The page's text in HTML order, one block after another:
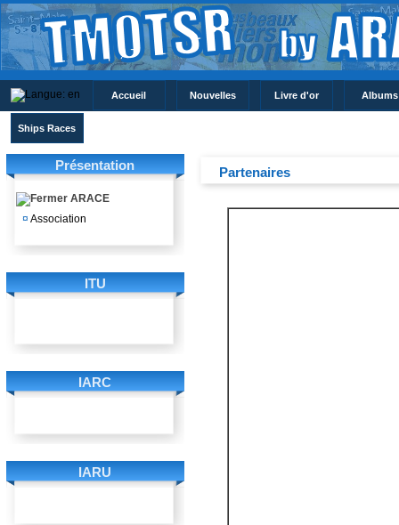
Accueil Nouvelles Livre d'or Albums
Ships Races
Présentation
ARACE
¤ Association
ITU
IARC
IARU
Partenaires